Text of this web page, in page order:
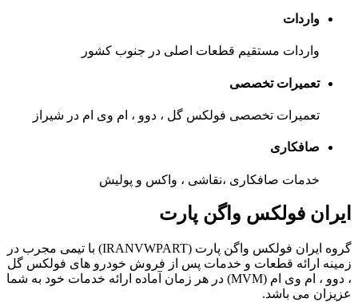
واردات
واردات مستقیم قطعات اصلی در جنوب کشور
تعمیرات تخصصی
تعمیرات تخصصی فولکس گل ، دوو ، ام وی ام در شیراز
صافکاری
خدمات صافکاری ،‌نقاشی ،‌ واکس و پولیش
ایران فولکس واگن پارت
گروه ایران فولکس واگن پارت (IRANVWPART) با تیمی مجرب در
زمینه ارائه قطعات و خدمات پس از فروش خودرو های فولکس گل
، دوو ، ام وی ام (MVM) در هر زمان آماده ارائه خدمات خود به شما
عزیزان می باشد.